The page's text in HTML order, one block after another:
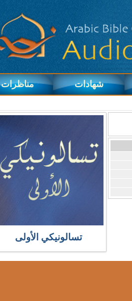
شهادات مناظرات
تسالونيكي الأولى